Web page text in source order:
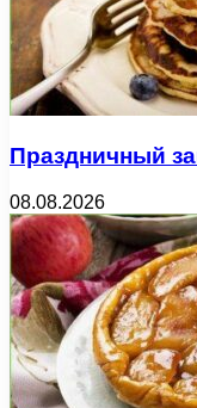
Праздничный
08.08.2026